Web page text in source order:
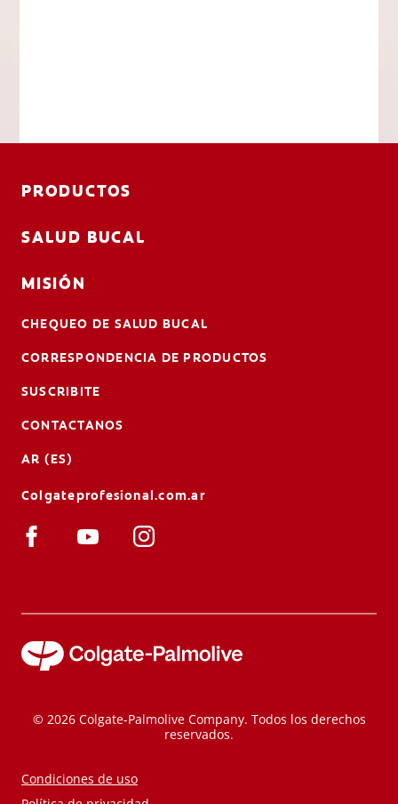
PRODUCTOS
SALUD BUCAL
MISIÓN
CHEQUEO DE SALUD BUCAL
CORRESPONDENCIA DE PRODUCTOS
SUSCRIBITE
CONTACTANOS
AR (ES)
Colgateprofesional.com.ar
© 2026 Colgate-Palmolive Company. Todos los derechos
reservados.
Condiciones de uso